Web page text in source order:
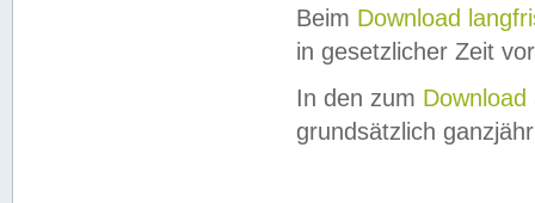
Beim Download
in gesetzlicher Zeit
In den zum Download
grundsätzlich